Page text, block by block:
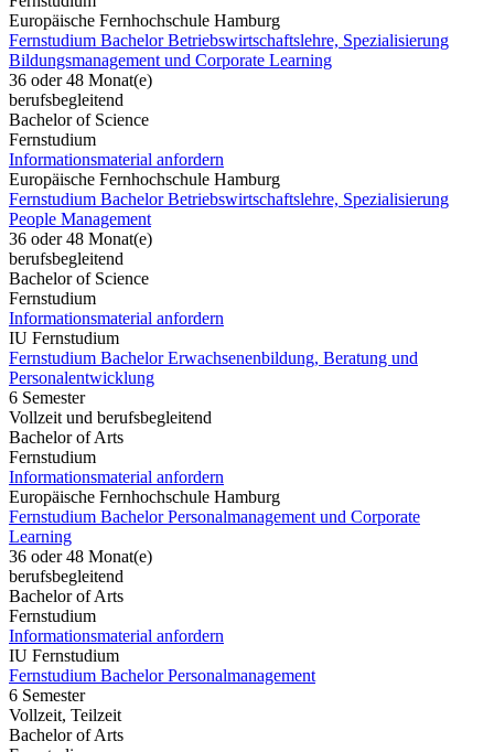
Europäische Fernhochschule Hamburg
Fernstudium Bachelor Betriebswirtschaftslehre, Spezialisierung
Bildungsmanagement und Corporate Learning
36 oder 48 Monat(e)
berufsbegleitend
Bachelor of Science
Fernstudium
Informationsmaterial anfordern
Europäische Fernhochschule Hamburg
Fernstudium Bachelor Betriebswirtschaftslehre, Spezialisierung
People Management
36 oder 48 Monat(e)
berufsbegleitend
Bachelor of Science
Fernstudium
Informationsmaterial anfordern
IU Fernstudium
Fernstudium Bachelor Erwachsenenbildung, Beratung und
Personalentwicklung
6 Semester
Vollzeit und berufsbegleitend
Bachelor of Arts
Fernstudium
Informationsmaterial anfordern
Europäische Fernhochschule Hamburg
Fernstudium Bachelor Personalmanagement und Corporate
Learning
36 oder 48 Monat(e)
berufsbegleitend
Bachelor of Arts
Fernstudium
Informationsmaterial anfordern
IU Fernstudium
Fernstudium Bachelor Personalmanagement
6 Semester
Vollzeit, Teilzeit
Bachelor of Arts